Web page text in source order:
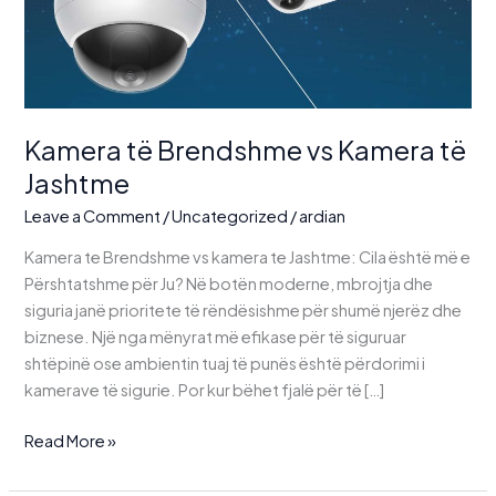
Kamera të Brendshme vs Kamera të
Jashtme
Leave a Comment /Uncategorized /ardian
Kamera te Brendshme vs kamera te Jashtme: Cila është më e
Përshtatshme për Ju? Në botën moderne, mbrojtja dhe
siguria janë prioritete të rëndësishme për shumë njerëz dhe
biznese. Një nga mënyrat më efikase për të siguruar
shtëpinë ose ambientin tuaj të punës është përdorimi i
kamerave të sigurie. Por kur bëhet fjalë për të […]
Kamera
Read More »